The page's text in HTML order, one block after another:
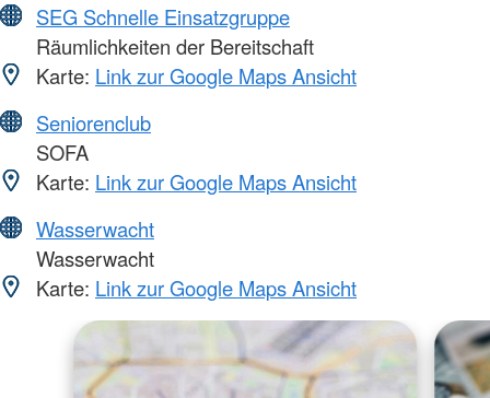
SEG Schnelle Einsatzgruppe
Räumlichkeiten der Bereitschaft
Karte: Link zur Google Maps Ansicht
Seniorenclub
SOFA
Karte: Link zur Google Maps Ansicht
Wasserwacht
Wasserwacht
Karte: Link zur Google Maps Ansicht